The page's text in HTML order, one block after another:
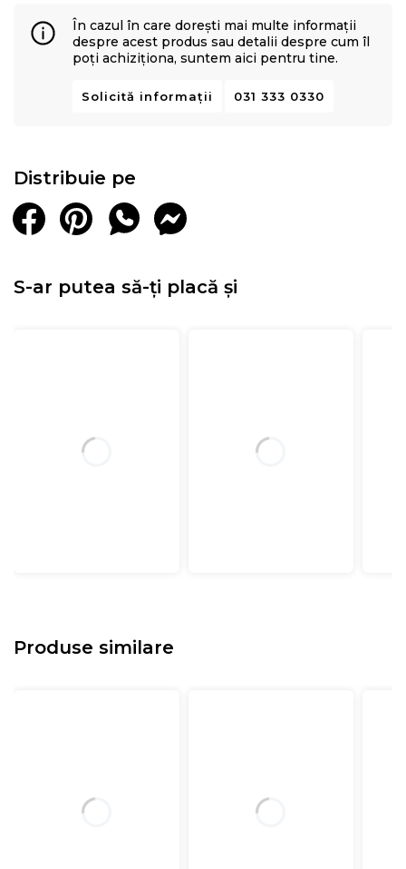
În cazul în care dorești mai multe informații
despre acest produs sau detalii despre cum îl
poți achiziționa, suntem aici pentru tine.
Solicită informații 031 333 0330
Distribuie pe
S-ar putea să-ți placă și
Produse similare